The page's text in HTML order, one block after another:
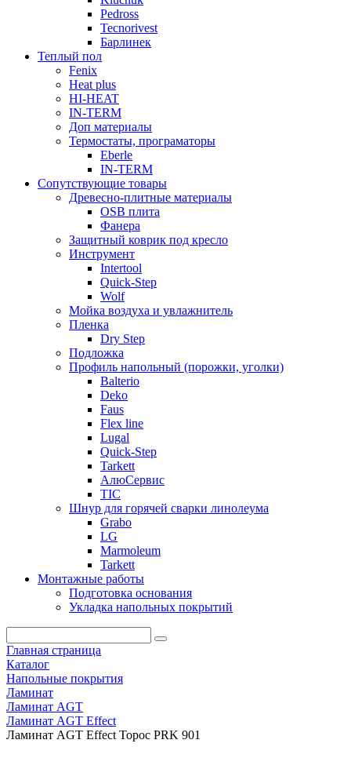
Pedross
Tecnorivest
Барлинек
Теплый пол
Fenix
Heat plus
HI-HEAT
IN-TERM
Доп материалы
Термостаты, програматоры
Eberle
IN-TERM
Сопутствующие товары
Древесно-плитные материалы
OSB плита
Фанера
Защитный коврик под кресло
Инструмент
Intertool
Quick-Step
Wolf
Мойка воздуха и увлажнитель
Пленка
Dry Step
Подложка
Профиль напольный (порожки, уголки)
Balterio
Deko
Faus
Flex line
Lugal
Quick-Step
Tarkett
АлюСервис
ТІС
Шнур для горячей сварки линолеума
Grabo
LG
Marmoleum
Tarkett
Монтажные работы
Подготовка основания
Укладка напольных покрытий
Главная страница
Каталог
Напольные покрытия
Ламинат
Ламинат AGT
Ламинат AGT Effect
Ламинат AGT Effect Торос PRK 901